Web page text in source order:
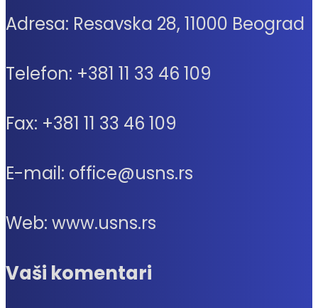
Adresa: Resavska 28, 11000 Beograd
Telefon: +381 11 33 46 109
Fax: +381 11 33 46 109
E-mail: office@usns.rs
Web: www.usns.rs
Vaši komentari